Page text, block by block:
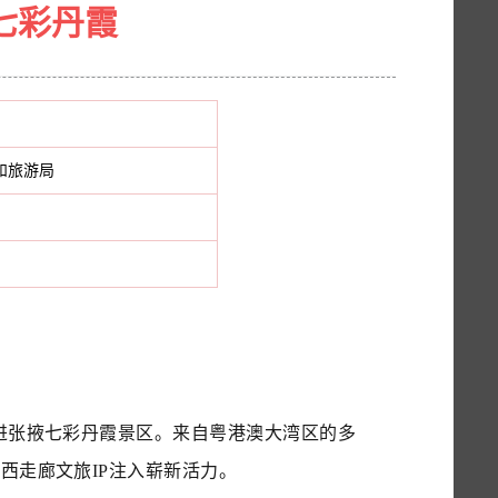
彩丹霞
旅游局
掖七彩丹霞景区。来自粤港澳大湾区的多
走廊文旅IP注入崭新活力。